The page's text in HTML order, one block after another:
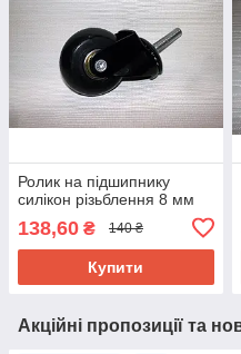
Ролик на підшипнику
силікон різьблення 8 мм
138,60 ₴ 140 ₴
Купити
Акційні пропозиції та